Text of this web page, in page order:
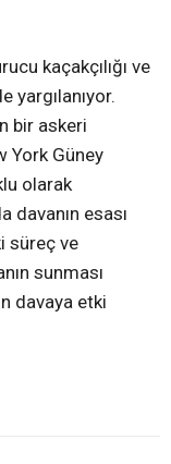
kaçakçılığı ve
yargılanıyor.
bir askeri
York Güney
olarak
davanın esası
süreç ve
sunması
davaya etki